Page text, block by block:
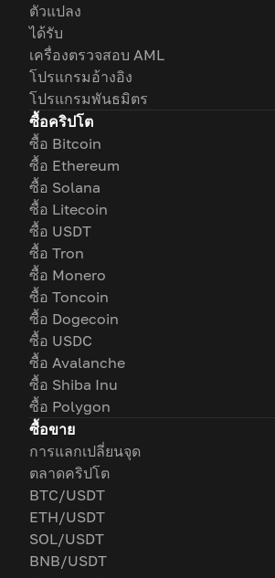
ตัวแปลง
ได้รับ
เครื่องตรวจสอบ AML
โปรแกรมอ้างอิง
โปรแกรมพันธมิตร
ซื้อคริปโต
ซื้อ Bitcoin
ซื้อ Ethereum
ซื้อ Solana
ซื้อ Litecoin
ซื้อ USDT
ซื้อ Tron
ซื้อ Monero
ซื้อ Toncoin
ซื้อ Dogecoin
ซื้อ USDC
ซื้อ Avalanche
ซื้อ Shiba Inu
ซื้อ Polygon
ซื้อขาย
การแลกเปลี่ยนจุด
ตลาดคริปโต
BTC/USDT
ETH/USDT
SOL/USDT
BNB/USDT